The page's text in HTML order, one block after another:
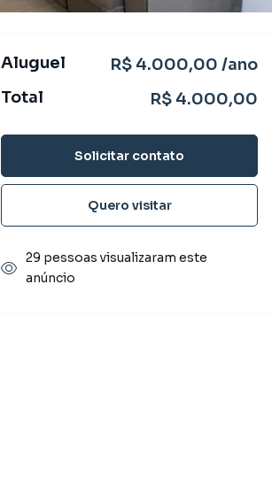
Aluguel
R$ 4.000,00 /ano
Total
R$ 4.000,00
Solicitar contato
Quero visitar
29 pessoas visualizaram este
anúncio